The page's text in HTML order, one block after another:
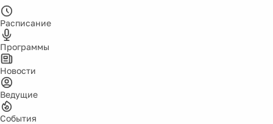
Расписание
Программы
Новости
Ведущие
События